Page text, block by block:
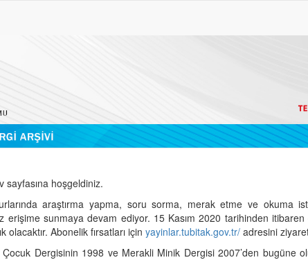
sayfasına hoşgeldiniz.
araştırma yapma, soru sorma, merak etme ve okuma
erişime sunmaya devam ediyor. 15 Kasım 2020 tarihinden
Abonelik fırsatları için yayinlar.tubitak.gov.tr/ adresini
Dergisinin 1998 ve Merakli Minik Dergisi 2007’den bugüne